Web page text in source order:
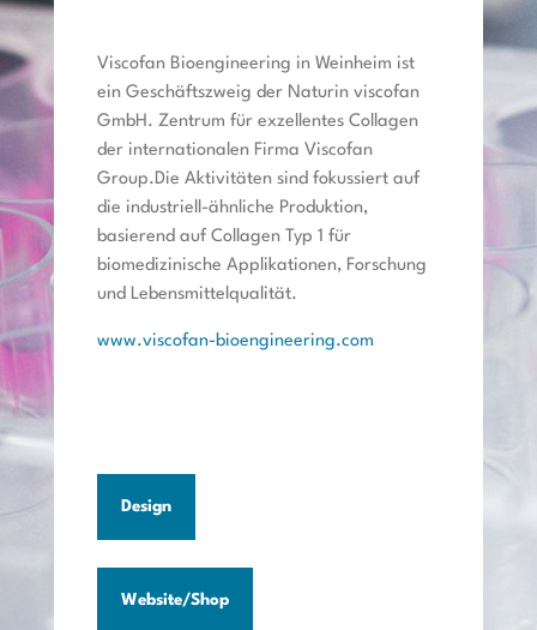
Viscofan Bioengineering in Weinheim ist
ein Geschäftszweig der Naturin viscofan
GmbH. Zentrum für exzellentes Collagen
der internationalen Firma Viscofan
Group.Die Aktivitäten sind fokussiert auf
die industriell-ähnliche Produktion,
basierend auf Collagen Typ 1 für
biomedizinische Applikationen, Forschung
und Lebensmittelqualität.
www.viscofan-bioengineering.com
Design
Website/Shop